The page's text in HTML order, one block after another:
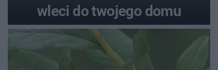
wleci do twojego domu